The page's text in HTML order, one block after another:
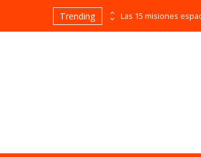
Trending Evolución cronológica de los teatros en funcionamiento más antiguos